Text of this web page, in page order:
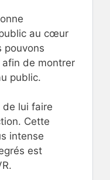
public au cœur
pouvons
de montrer
public.
de lui faire
Cette
intense
est